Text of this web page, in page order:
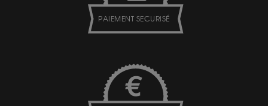
PAIEMENT SECURISÉ